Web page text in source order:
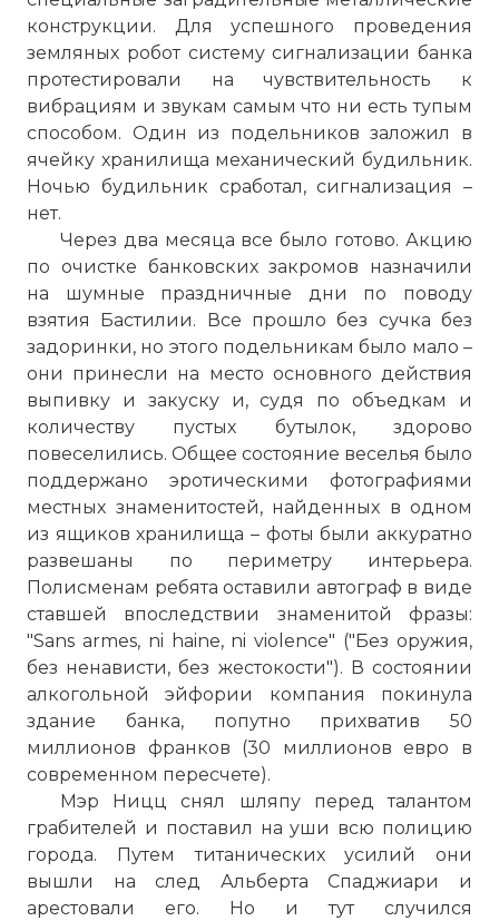
конструкции. Для успешного проведения
земляных робот систему сигнализации банка
протестировали на чувствительность к
вибрациям и звукам самым что ни есть тупым
способом. Один из подельников заложил в
ячейку хранилища механический будильник.
Ночью будильник сработал, сигнализация –
нет.
Через два месяца все было готово. Акцию
по очистке банковских закромов назначили
на шумные праздничные дни по поводу
взятия Бастилии. Все прошло без сучка без
задоринки, но этого подельникам было мало –
они принесли на место основного действия
выпивку и закуску и, судя по объедкам и
количеству пустых бутылок, здорово
повеселились. Общее состояние веселья было
поддержано эротическими фотографиями
местных знаменитостей, найденных в одном
из ящиков хранилища – фоты были аккуратно
развешаны по периметру интерьера.
Полисменам ребята оставили автограф в виде
ставшей впоследствии знаменитой фразы:
"Sans armes, ni haine, ni violence" ("Без оружия,
без ненависти, без жестокости"). В состоянии
алкогольной эйфории компания покинула
здание банка, попутно прихватив 50
миллионов франков (30 миллионов евро в
современном пересчете).
Мэр Ницц снял шляпу перед талантом
грабителей и поставил на уши всю полицию
города. Путем титанических усилий они
вышли на след Альберта Спаджиари и
арестовали его. Но и тут случился